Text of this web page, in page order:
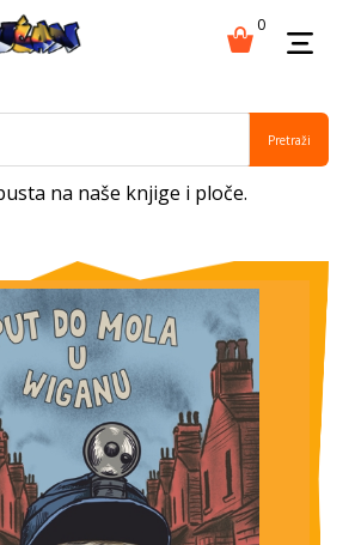
0
Pretraži
na naše knjige i ploče.